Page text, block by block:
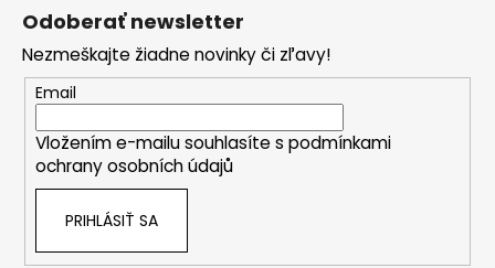
e
p
r
v
k
e
Odoberať newsletter
Nezmeškajte žiadne novinky či zľavy!
Email
Vložením e-mailu souhlasíte s podmínkami
ochrany osobních údajů
PRIHLÁSIŤ SA